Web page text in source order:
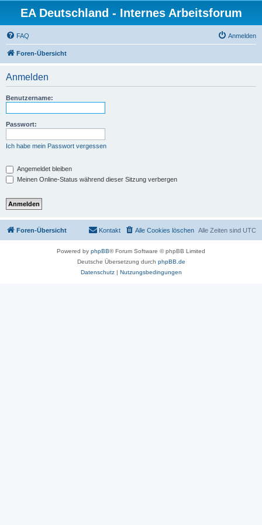
EA Deutschland - Internes Arbeitsforum
FAQ Anmelden
Foren-Übersicht
Anmelden
Benutzername:
Passwort:
Ich habe mein Passwort vergessen
Angemeldet bleiben
Meinen Online-Status während dieser Sitzung verbergen
Foren-Übersicht Alle Zeiten sind UTC
Alle Cookies löschen
Kontakt
Powered by phpBB® Forum Software © phpBB Limited
Deutsche Übersetzung durch phpBB.de
Datenschutz| Nutzungsbedingungen